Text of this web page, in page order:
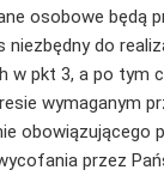
osobowe będą
niezbędny do
w pkt 3, a po tym
wymaganym
obowiązującego
przez